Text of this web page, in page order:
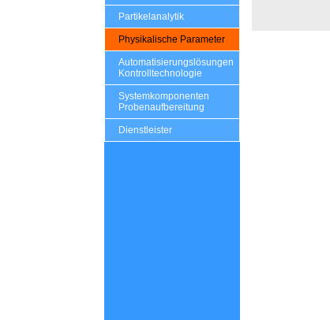
Partikelanalytik
Physikalische Parameter
Automatisierungslösungen
Kontrolltechnologie
Systemkomponenten
Probenaufbereitung
Dienstleister